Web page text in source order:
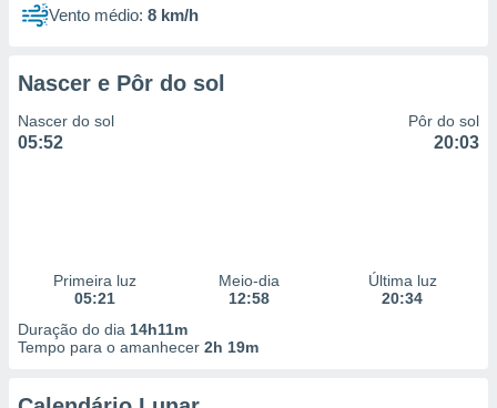
de
1199
Vento médio: 8 km/h
Nascer e Pôr do sol
Nascer do sol
05:52
Pôr do sol
20:03
Primeira luz
05:21
Meio-dia
12:58
Última luz
20:34
Duração do dia 14h11m
Tempo para o amanhecer 2h 19m